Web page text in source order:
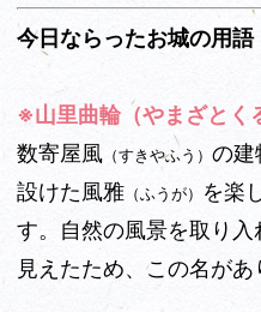
今日ならったお城の用語
※山里曲輪（やまざとく
数寄屋風 （すきやふう） の建
設けた風雅 （ふうが）
を楽
す。自然の風景を取り
見えたため、この名があ